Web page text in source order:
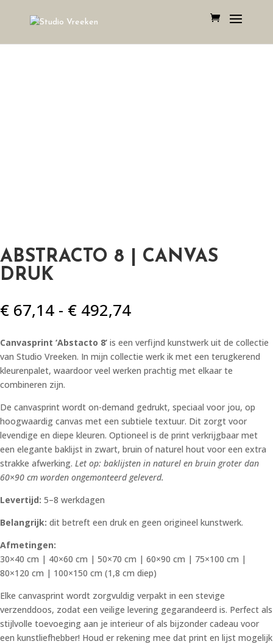
ABSTRACTO 8 | CANVAS
DRUK
€ 67,14 - € 492,74Prijsklasse:
tot
€ 492,74
Canvasprint ‘Abstacto 8’ is een verfijnd kunstwerk uit de collectie
van Studio Vreeken. In mijn collectie werk ik met een terugkerend
kleurenpalet, waardoor veel werken prachtig met elkaar te
combineren zijn.
De canvasprint wordt on-demand gedrukt, speciaal voor jou, op
hoogwaardig canvas met een subtiele textuur. Dit zorgt voor
levendige en diepe kleuren. Optioneel is de print verkrijgbaar met
een elegante baklijst in zwart, bruin of naturel hout voor een extra
strakke afwerking. Let op: baklijsten in naturel en bruin groter dan
60×90 cm worden ongemonteerd geleverd.
Levertijd: 5–8 werkdagen
Belangrijk: dit betreft een druk en geen origineel kunstwerk.
Afmetingen:
30×40 cm | 40×60 cm | 50×70 cm | 60×90 cm | 75×100 cm |
80×120 cm | 100×150 cm (1,8 cm diep)
Elke canvasprint wordt zorgvuldig verpakt in een stevige
verzenddoos, zodat een veilige levering gegarandeerd is. Perfect als
stijlvolle toevoeging aan je interieur of als bijzonder cadeau voor
een kunstliefhebber! Houd er rekening mee dat print en lijst mogelijk